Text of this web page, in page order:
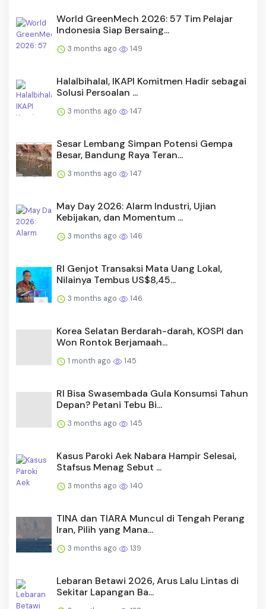
World GreenMech 2026: 57 Tim Pelajar
Indonesia Siap Bersaing...
3 months ago 149
Halalbihalal, IKAPI Komitmen Hadir sebagai
Solusi Persoalan ...
3 months ago 147
Sesar Lembang Simpan Potensi Gempa
Besar, Bandung Raya Teran...
3 months ago 147
May Day 2026: Alarm Industri, Ujian
Kebijakan, dan Momentum ...
3 months ago 146
RI Genjot Transaksi Mata Uang Lokal,
Nilainya Tembus US$8,45...
3 months ago 146
Korea Selatan Berdarah-darah, KOSPI dan
Won Rontok Berjamaah...
1 month ago 145
RI Bisa Swasembada Gula Konsumsi Tahun
Depan? Petani Tebu Bi...
3 months ago 145
Kasus Paroki Aek Nabara Hampir Selesai,
Stafsus Menag Sebut ...
3 months ago 140
TINA dan TIARA Muncul di Tengah Perang
Iran, Pilih yang Mana...
3 months ago 139
Lebaran Betawi 2026, Arus Lalu Lintas di
Sekitar Lapangan Ba...